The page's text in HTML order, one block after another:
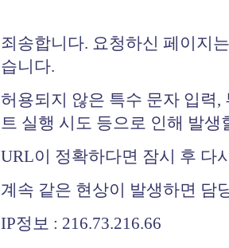
죄송합니다. 요청하신 페이지
습니다.
허용되지 않은 특수 문자 입력
트 실행 시도 등으로 인해 발생
URL이 정확하다면 잠시 후 다
계속 같은 현상이 발생하면 담
IP정보 : 216.73.216.66